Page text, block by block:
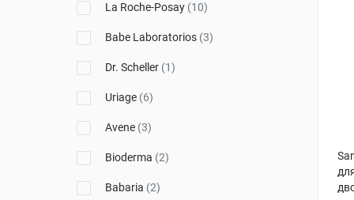
La Roche-Posay (10)
Babe Laboratorios (3)
Dr. Scheller (1)
Uriage (6)
Avene (3)
Bioderma (2)
Babaria (2)